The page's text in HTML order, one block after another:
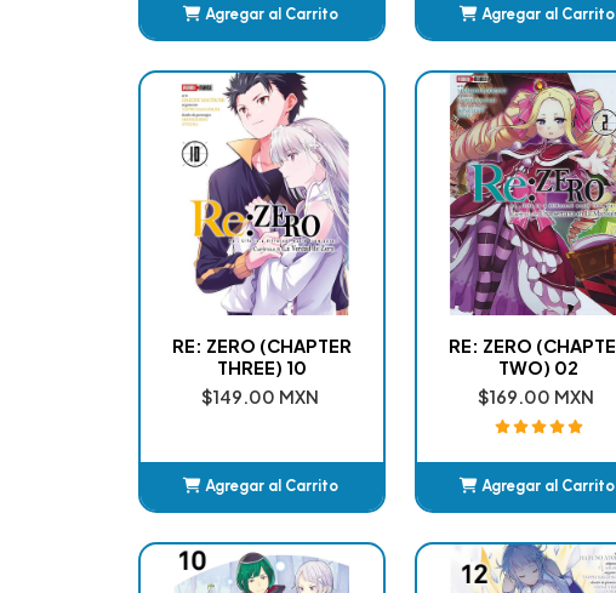
Agregar al Carrito Agregar al Carrito
RE: ZERO (CHAPTER
THREE) 10
$149.00 MXN
Agregar al Carrito
RE: ZERO
TWO) 02
$169.00 MXN
Agregar al Carrito